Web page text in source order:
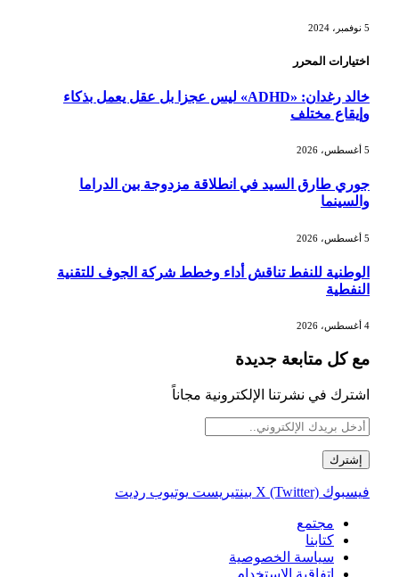
اختيارات المحرر
خالد رغدان: «ADHD» ليس عجزا بل عقل يعمل بذكاء
وإيقاع مختلف
جوري طارق السيد في انطلاقة مزدوجة بين الدراما
والسينما
الوطنية للنفط تناقش أداء وخطط شركة الجوف للتقنية
النفطية
مع كل متابعة جديدة
اشترك في نشرتنا الإلكترونية مجاناً
فيسبوك X (Twitter) بينتيريست يوتيوب رديت
مجتمع
كتابنا
سياسة الخصوصية
اتفاقية الاستخدام